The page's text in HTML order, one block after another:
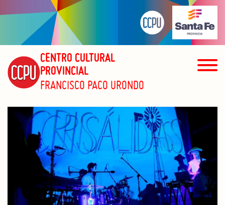
CENTRO CULTURAL
PROVINCIAL
FRANCISCO PACO URONDO